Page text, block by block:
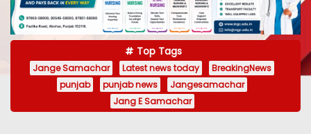
Top Tags
Jange Samachar Latest news today
BreakingNews
punjab
punjab news
Jangesamachar
Jang E Samachar